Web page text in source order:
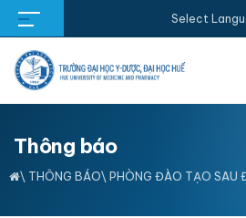
Select
Thông báo
\ THÔNG BÁO\ PHÒNG ĐÀO TẠO SAU